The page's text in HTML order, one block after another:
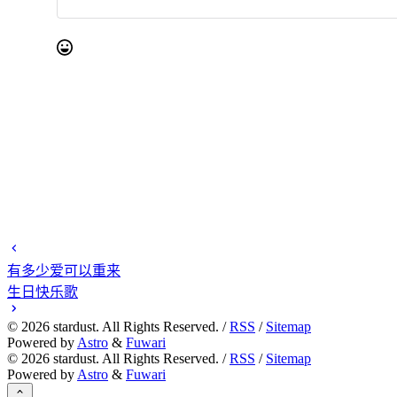
有多少爱可以重来
生日快乐歌
© 2026 stardust. All Rights Reserved. /RSS / Sitemap
Powered by Astro & Fuwari
© 2026 stardust. All Rights Reserved. /RSS / Sitemap
Powered by Astro & Fuwari